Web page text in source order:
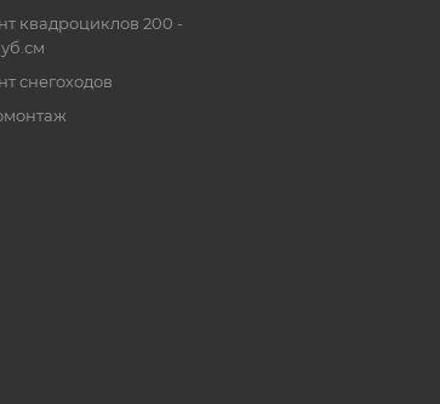
квадроциклов 200 -
снегоходов